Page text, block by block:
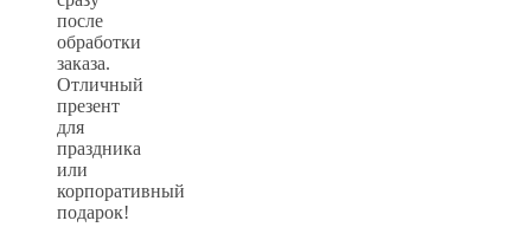
после
обработки
заказа.
Отличный
презент
для
праздника
или
корпоративный
подарок!